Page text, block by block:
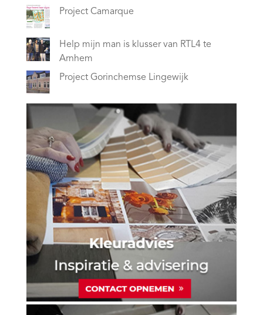
Project Camarque
Help mijn man is klusser van RTL4 te
Arnhem
Project Gorinchemse Lingewijk